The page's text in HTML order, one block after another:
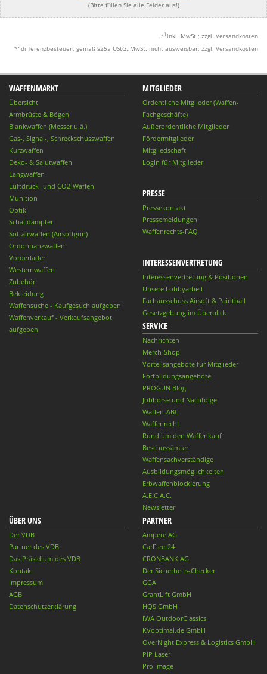
(Bitte füllen Sie alle Felder aus!)
* 1 inkl. MwSt.; zzgl. Versandkosten
*2differenzbesteuert gemäß §25a UStG.;MwSt. nicht ausweisbar; zzgl. Versandkosten
WAFFENMARKT
Übersicht
Armbrüste & Bögen
Blankwaffen (Messer u.ä.)
Gas-, Signal-, Schreckschusswaffen
Kurzwaffen
Deko- & Salutwaffen
Langwaffen
Luftdruck- und CO2-Waffen
Munition
Optik
Schalldämpfer
Softairwaffen (Airsoftgun)
Ordonnanzwaffen
Vorderlader
Westernwaffen
Zubehör
Bekleidung
Waffensuche - Kaufgesuch aufgeben
Waffenverkauf - Verkaufsangebot
aufgeben
MITGLIEDER
Ordentliche Mitglieder (Waffen-
Fachgeschäfte)
Außerordentliche Mitglieder
Fördermitglieder
Mitgliedschaft
Login für Mitglieder
PRESSE
Pressekontakt
Pressemeldungen
Waffenrechts-FAQ
INTERESSENVERTRETUNG
Interessenvertretung & Positionen
Unsere Lobbyarbeit
Fachausschuss Airsoft & Paintball
Gesetzgebung im Überblick
SERVICE
Nachrichten
Merch-Shop
Vorteilsangebote für Mitglieder
Fortbildungsangebote
PROGUN Blog
Jobbörse und Nachfolge
Waffen-ABC
Waffenrecht
Rund um den Waffenkauf
Beschussämter
Waffensachverständige
Ausbildungsmöglichkeiten
Erbwaffenblockierung
A.E.C.A.C.
Newsletter
ÜBER UNS
Der VDB
Partner des VDB
Das Präsidium des VDB
Kontakt
Impressum
AGB
Datenschutzerklärung
PARTNER
Ampere AG
CarFleet24
CRONBANK AG
Der Sicherheits-Checker
GGA
GrantLift GmbH
HQS GmbH
IWA OutdoorClassics
KVoptimal.de GmbH
OverNight Express & Logistics GmbH
PiP Laser
Pro Image